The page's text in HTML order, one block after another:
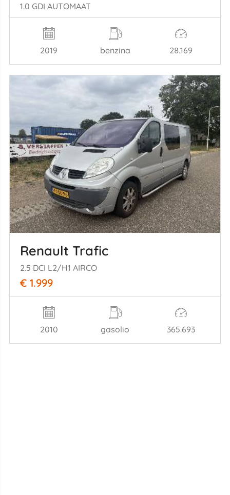
1.0 GDI AUTOMAAT
2019 benzina 28.169
Renault Trafic
2.5 DCI L2/H1 AIRCO
€ 1.999
2010 gasolio 365.693